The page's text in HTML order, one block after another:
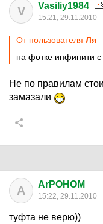
V Vasiliy1984
15:21, 29.11.2010
От пользователя Ля
на фотке инфинити
Не по правилам
замазали
A ArPOHOM
15:22, 29.11.2010
туфта не верю))